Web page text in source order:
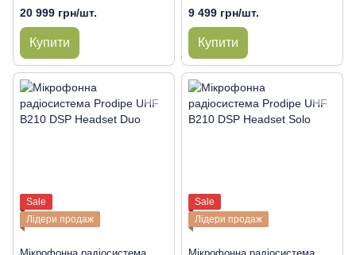
20 999 грн/шт.
Купити
9 499 грн/шт.
Купити
Sale
Лідери продаж
Sale
Лідери продаж